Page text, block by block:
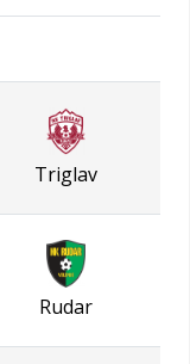
Triglav
Rudar